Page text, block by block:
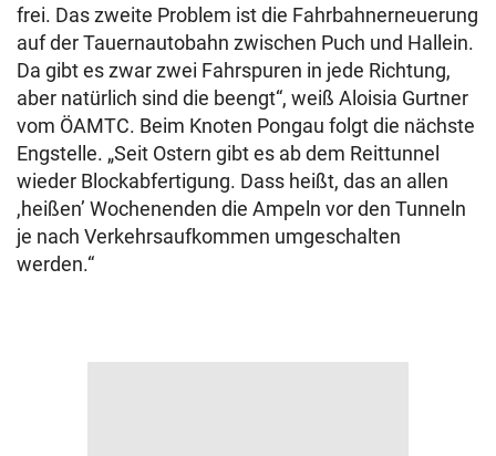
frei. Das zweite Problem ist die Fahrbahnerneuerung
auf der Tauernautobahn zwischen Puch und Hallein.
Da gibt es zwar zwei Fahrspuren in jede Richtung,
aber natürlich sind die beengt“, weiß Aloisia Gurtner
vom ÖAMTC. Beim Knoten Pongau folgt die nächste
Engstelle. „Seit Ostern gibt es ab dem Reittunnel
wieder Blockabfertigung. Dass heißt, das an allen
,heißen’ Wochenenden die Ampeln vor den Tunneln
je nach Verkehrsaufkommen umgeschalten
werden.“